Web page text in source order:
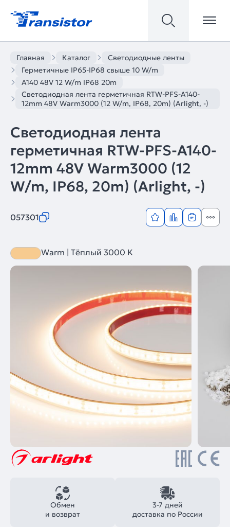
Главная Каталог
Светодиодные ленты
Герметичные IP65-IP68 свыше 10 W/m
A140 48V 12 W/m IP68 20m
Светодиодная лента герметичная RTW-PFS-A140-
12mm 48V Warm3000 (12 W/m, IP68, 20m) (Arlight, -)
Светодиодная лента
герметичная RTW-PFS-A140-
12mm 48V Warm3000 (12
W/m, IP68, 20m) (Arlight, -)
057301
Warm | Тёплый 3000 K
3-7 дней
доставка по России
Обмен
и возврат